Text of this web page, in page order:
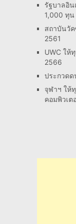
รัฐบาลอิ
1,000 ทุน
สถาบันวั
2561
UWC ให้
2566
ประกวดด
จุฬาฯ ให้
คอมพิวเต